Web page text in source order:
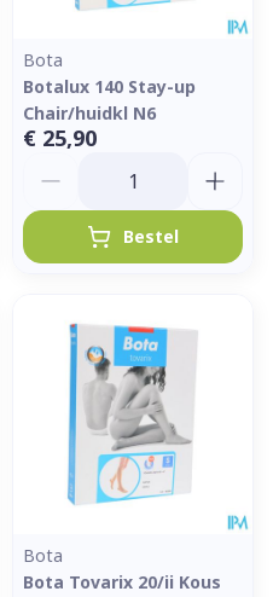
Bota
Botalux 140 Stay-up
Chair/huidkl N6
€ 25,90
Bestel
Bota
Bota Tovarix 20/ii Kous